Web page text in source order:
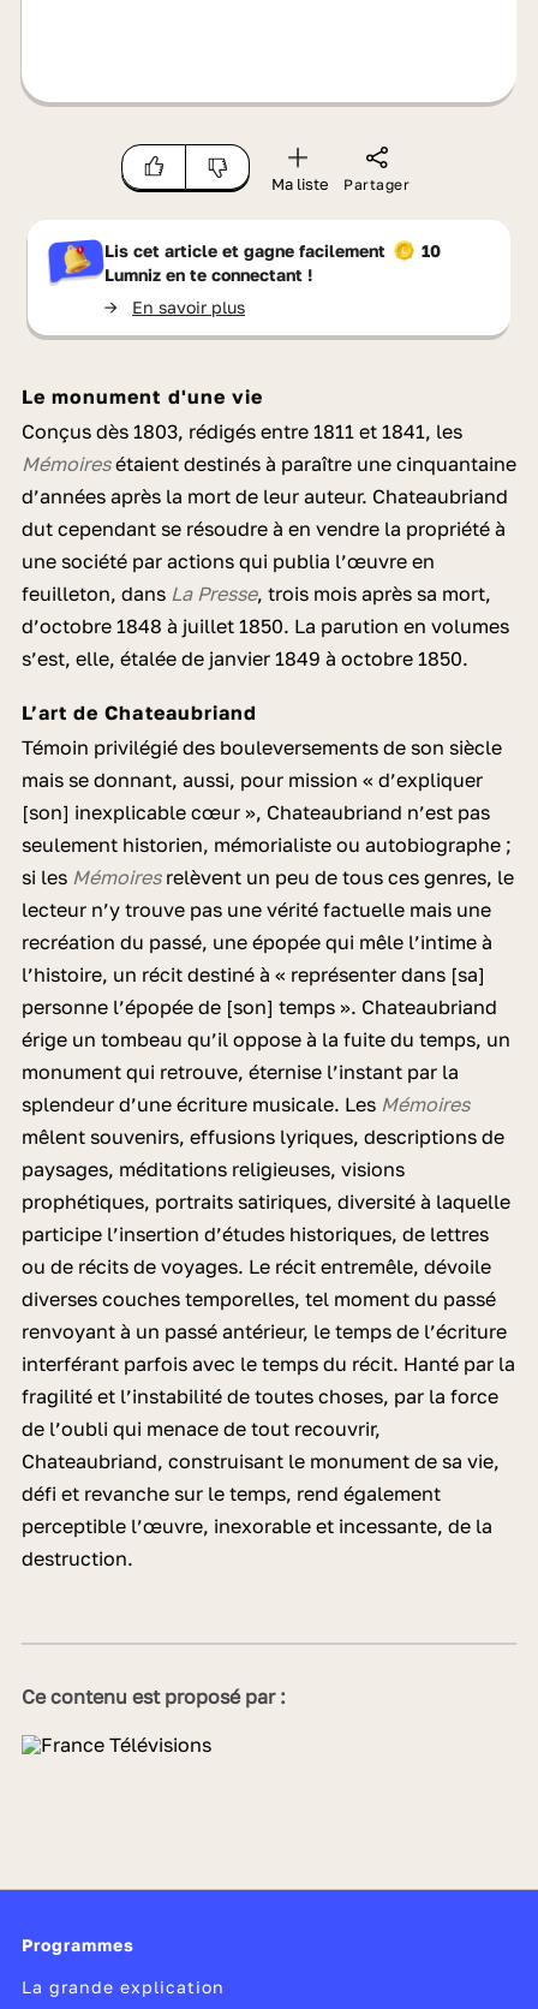
Ma liste Partager
Lis cet article et gagne facilement
10
Lumniz en te connectant !
-> En savoir plus
Le monument d'une vie
Conçus dès 1803, rédigés entre 1811 et 1841, les
Mémoiresétaient destinés à paraître une cinquantaine
d’années après la mort de leur auteur. Chateaubriand
dut cependant se résoudre à en vendre la propriété à
une société par actions qui publia l’œuvre en
feuilleton, dans La Presse, trois mois après sa mort,
d’octobre 1848 à juillet 1850. La parution en volumes
s’est, elle, étalée de janvier 1849 à octobre 1850.
L’art de Chateaubriand
Témoin privilégié des bouleversements de son siècle
mais se donnant, aussi, pour mission « d’expliquer
[son] inexplicable cœur », Chateaubriand n’est pas
seulement historien, mémorialiste ou autobiographe ;
si les Mémoiresrelèvent un peu de tous ces genres, le
lecteur n’y trouve pas une vérité factuelle mais une
recréation du passé, une épopée qui mêle l’intime à
l’histoire, un récit destiné à « représenter dans [sa]
personne l’épopée de [son] temps ». Chateaubriand
érige un tombeau qu’il oppose à la fuite du temps, un
monument qui retrouve, éternise l’instant par la
splendeur d’une écriture musicale. Les Mémoires
mêlent souvenirs, effusions lyriques, descriptions de
paysages, méditations religieuses, visions
prophétiques, portraits satiriques, diversité à laquelle
participe l’insertion d’études historiques, de lettres
ou de récits de voyages. Le récit entremêle, dévoile
diverses couches temporelles, tel moment du passé
renvoyant à un passé antérieur, le temps de l’écriture
interférant parfois avec le temps du récit. Hanté par la
fragilité et l’instabilité de toutes choses, par la force
de l’oubli qui menace de tout recouvrir,
Chateaubriand, construisant le monument de sa vie,
défi et revanche sur le temps, rend également
perceptible l’œuvre, inexorable et incessante, de la
destruction.
Ce contenu est proposé par :
Programmes
La grande explication